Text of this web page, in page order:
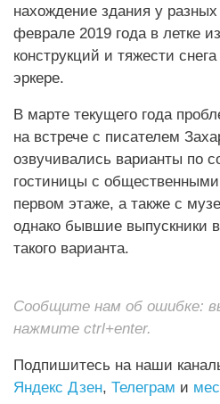
нахождение здания у
феврале 2019 года в летке
конструкций и тяжести
эркере.
В марте текущего года
на встрече с писателем
озвучивались варианты по
гостиницы с
первом этаже, а также с
однако бывшие выпускники
такого варианта.
Сообщите нам об ошибке:
нажмите ctrl+enter.
Подпишитесь на наши
Яндекс Дзен, Телеграм и